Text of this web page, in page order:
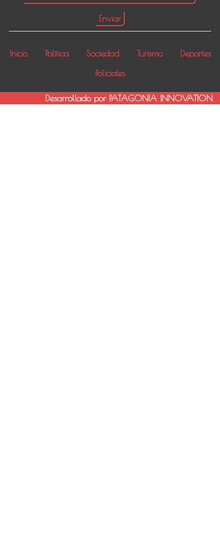
Inicio Política Sociedad Turismo
Deportes
Policiales
Desarrollado por PATAGONIA INNOVATION